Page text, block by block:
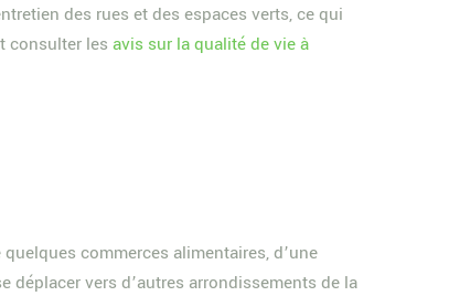
des rues et des espaces verts, ce qui
consulter lesavis sur la qualité de vie à
commerces alimentaires, d’une
déplacer vers d’autres arrondissements de la